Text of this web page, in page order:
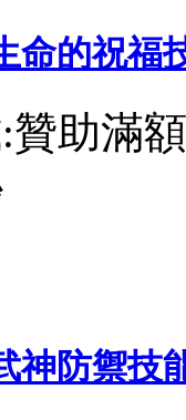
命的祝福
贊助滿
神防禦技